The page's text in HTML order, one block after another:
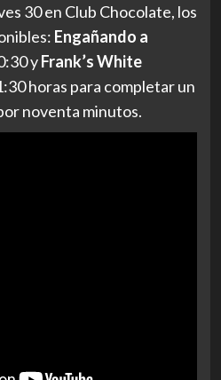
30 en Club Chocolate, los
Engañando a
yFrank’s White
horas para completar un
noventa minutos.